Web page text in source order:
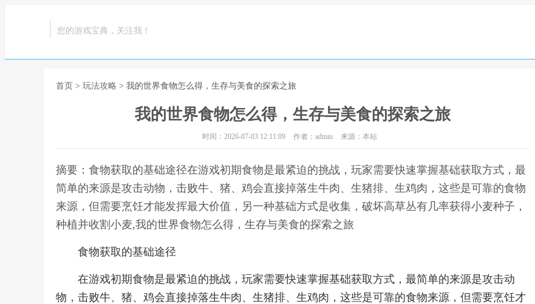
您的游戏宝典，关注我！
首页 > 玩法攻略 > 我的世界食物怎么得，生存与美食的探索之旅
我的世界食物怎么得，生存与美食的探索之旅
时间：2026-07-03 12:11:09 作者：admin 来源：本站
摘要：食物获取的基础途径在游戏初期食物是最紧迫的挑战，玩家需要快速掌握基础获取方式，最
简单的来源是攻击动物，击败牛、猪、鸡会直接掉落生牛肉、生猪排、生鸡肉，这些是可靠的食物
来源，但需要烹饪才能发挥最大价值，另一种基础方式是收集，破坏高草丛有几率获得小麦种子，
种植并收割小麦,我的世界食物怎么得，生存与美食的探索之旅
食物获取的基础途径
在游戏初期食物是最紧迫的挑战，玩家需要快速掌握基础获取方式，最简单的来源是攻击动
物，击败牛、猪、鸡会直接掉落生牛肉、生猪排、生鸡肉，这些是可靠的食物来源，但需要烹饪才